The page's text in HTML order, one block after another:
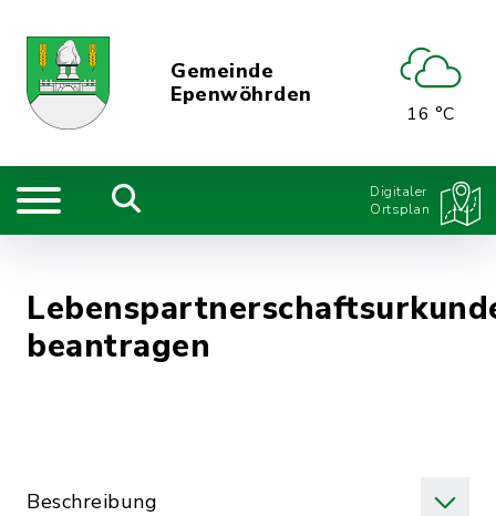
Gemeinde
Epenwöhrden
16 °C
Digitaler
Ortsplan
beantragen
Beschreibung